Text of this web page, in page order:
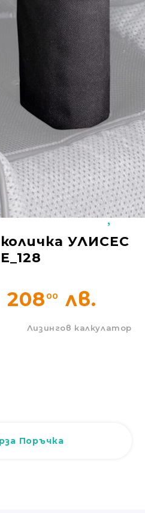
Отец Паисий 5
0876 514422
Среда
ПОД НАЕМ
УЛИСЕС
208 00 лв.
Лизингов калкулатор
Поръчка